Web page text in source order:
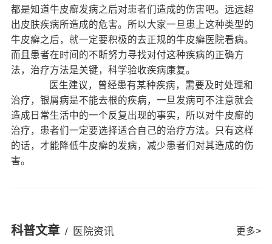
都是知道牛皮癣发病之后对患者们造成的伤害吧。远远超
出皮肤疾病所造成的危害。所以大家一旦患上这种类型的
牛皮癣之后，就一定要积极的去正规的牛皮癣医院看病。
而且患者在时间的不断努力寻找对付这种疾病的正确方
法，治疗方法是关键，科学验收疾病康复。
医生建议，曾经患有某种疾病，需要及时处理和
治疗，银屑病是不能去根的疾病，一旦发病可不注意就会
造成日常生活中的一个反复出现的事实，所以对牛皮癣的
治疗，患者们一定要选择适合自己的治疗方法。只有这样
的话，才能降低牛皮癣的发病，减少患者们对其造成的伤
害。
炎、气管炎等并发症，这一点对青少年患者尤为重要，所
以患者要注意避免这些因素的发生。
科普文章 / 医院资讯 更多>